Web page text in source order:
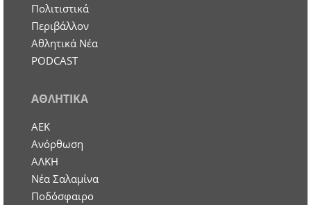
Πολιτιστικά
Περιβάλλον
Αθλητικά Νέα
PODCAST
ΑΘΛΗΤΙΚΑ
ΑΕΚ
Ανόρθωση
ΑΛΚΗ
Νέα Σαλαμίνα
Ποδόσφαιρο